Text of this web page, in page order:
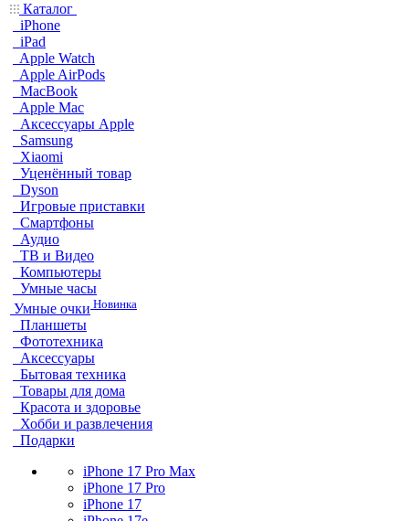
Каталог
iPhone
iPad
Apple Watch
Apple AirPods
MacBook
Apple Mac
Аксессуары Apple
Samsung
Xiaomi
Уценённый товар
Dyson
Игровые приставки
Смартфоны
Аудио
ТВ и Видео
Компьютеры
Умные часы
Умные очки Новинка
Планшеты
Фототехника
Аксессуары
Бытовая техника
Товары для дома
Красота и здоровье
Хобби и развлечения
Подарки
iPhone 17 Pro Max
iPhone 17 Pro
iPhone 17